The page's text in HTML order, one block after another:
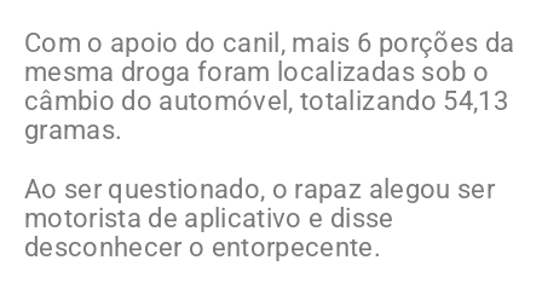
Com o apoio do canil, mais 6 porções da
mesma droga foram localizadas sob o
câmbio do automóvel, totalizando 54,13
gramas.
Ao ser questionado, o rapaz alegou ser
motorista de aplicativo e disse
desconhecer o entorpecente.